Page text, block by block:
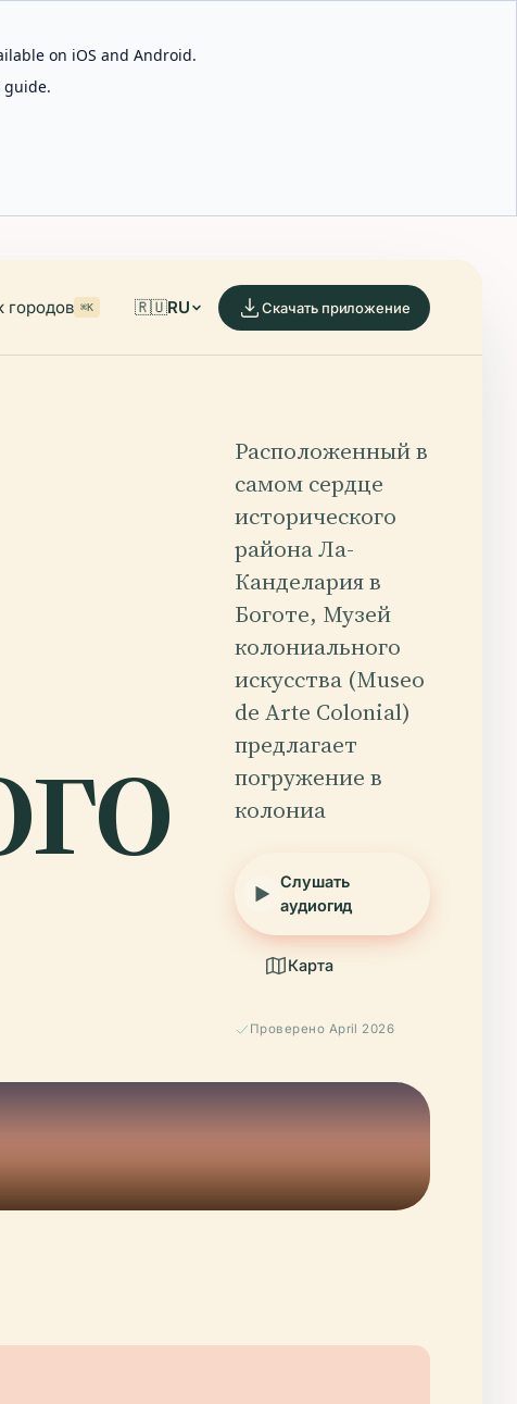
on iOS and Android.
guide.
городов ⌘K 🇷🇺RU Скачать приложение
Расположенный в
самом сердце
исторического
района Ла-
Канделария в
Боготе, Музей
колониального
искусства (Museo
de Arte Colonial)
предлагает
погружение в
колониа
Слушать
аудиогид
Карта
Проверено April 2026